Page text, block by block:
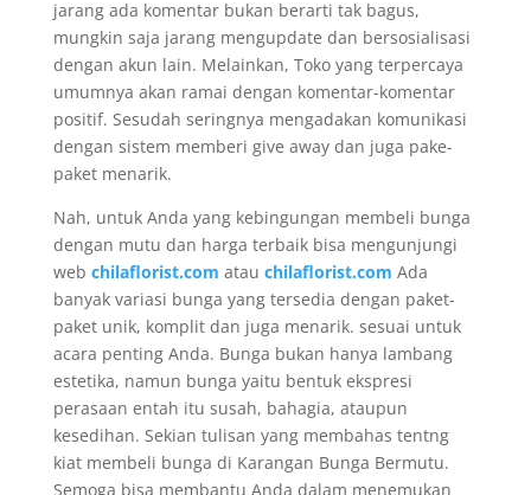
jarang ada komentar bukan berarti tak bagus,
mungkin saja jarang mengupdate dan bersosialisasi
dengan akun lain. Melainkan, Toko yang terpercaya
umumnya akan ramai dengan komentar-komentar
positif. Sesudah seringnya mengadakan komunikasi
dengan sistem memberi give away dan juga pake-
paket menarik.
Nah, untuk Anda yang kebingungan membeli bunga
dengan mutu dan harga terbaik bisa mengunjungi
web chilaflorist.com atau chilaflorist.com Ada
banyak variasi bunga yang tersedia dengan paket-
paket unik, komplit dan juga menarik. sesuai untuk
acara penting Anda. Bunga bukan hanya lambang
estetika, namun bunga yaitu bentuk ekspresi
perasaan entah itu susah, bahagia, ataupun
kesedihan. Sekian tulisan yang membahas tentng
kiat membeli bunga di Karangan Bunga Bermutu.
Semoga bisa membantu Anda dalam menemukan